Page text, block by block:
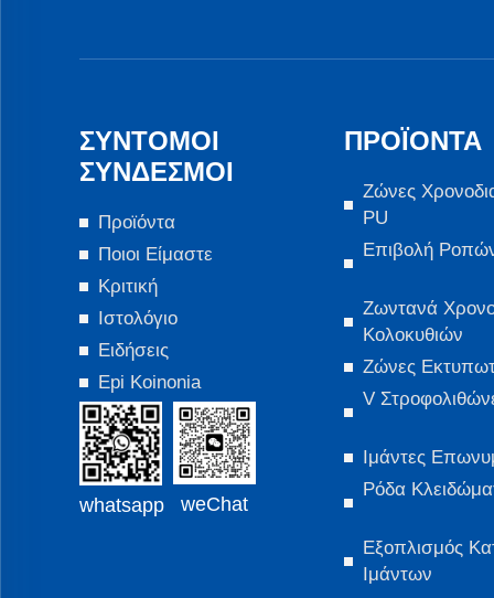
ΣΎΝΤΟΜΟΙ
ΣΎΝΔΕΣΜΟΙ
Προϊόντα
Ποιοι Είμαστε
Κριτική
Ιστολόγιο
Ειδήσεις
Epi Koinonia
whatsapp weChat
ΠΡΟΪΌΝΤΑ
Ζώνες
PU
Επιβολή
Ζωντανά
Κολοκυθιών
Ζώνες
V
Ιμάντες
Ρόδα
Εξοπλισμός
Ιμάντων